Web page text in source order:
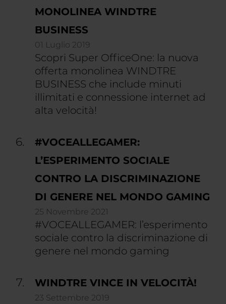
MONOLINEA WINDTRE
BUSINESS
01 Luglio 2019
Scopri Super OfficeOne: la nuova
offerta monolinea WINDTRE
BUSINESS che include minuti
illimitati e connessione internet ad
alta velocità!
#VOCEALLEGAMER:
L’ESPERIMENTO SOCIALE
CONTRO LA DISCRIMINAZIONE
DI GENERE NEL MONDO GAMING
25 Novembre 2021
#VOCEALLEGAMER: l’esperimento
sociale contro la discriminazione di
genere nel mondo gaming
WINDTRE VINCE IN VELOCITÀ!
23 Settembre 2019